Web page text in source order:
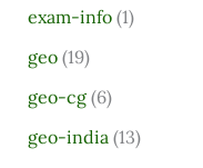
exam-info(1)
geo(19)
geo-cg(6)
geo-india(13)